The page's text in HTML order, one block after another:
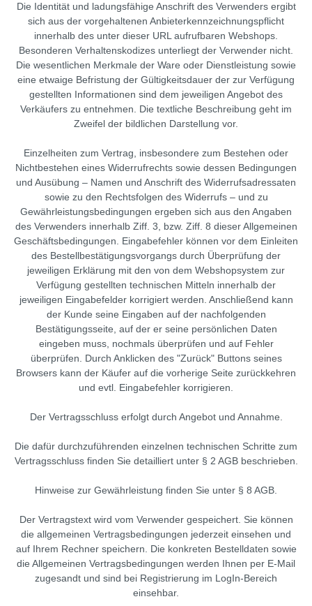
Die Identität und ladungsfähige Anschrift des Verwenders ergibt
sich aus der vorgehaltenen Anbieterkennzeichnungspflicht
innerhalb des unter dieser URL aufrufbaren Webshops.
Besonderen Verhaltenskodizes unterliegt der Verwender nicht.
Die wesentlichen Merkmale der Ware oder Dienstleistung sowie
eine etwaige Befristung der Gültigkeitsdauer der zur Verfügung
gestellten Informationen sind dem jeweiligen Angebot des
Verkäufers zu entnehmen. Die textliche Beschreibung geht im
Zweifel der bildlichen Darstellung vor.
Einzelheiten zum Vertrag, insbesondere zum Bestehen oder
Nichtbestehen eines Widerrufrechts sowie dessen Bedingungen
und Ausübung – Namen und Anschrift des Widerrufsadressaten
sowie zu den Rechtsfolgen des Widerrufs – und zu
Gewährleistungsbedingungen ergeben sich aus den Angaben
des Verwenders innerhalb Ziff. 3, bzw. Ziff. 8 dieser Allgemeinen
Geschäftsbedingungen. Eingabefehler können vor dem Einleiten
des Bestellbestätigungsvorgangs durch Überprüfung der
jeweiligen Erklärung mit den von dem Webshopsystem zur
Verfügung gestellten technischen Mitteln innerhalb der
jeweiligen Eingabefelder korrigiert werden. Anschließend kann
der Kunde seine Eingaben auf der nachfolgenden
Bestätigungsseite, auf der er seine persönlichen Daten
eingeben muss, nochmals überprüfen und auf Fehler
überprüfen. Durch Anklicken des "Zurück" Buttons seines
Browsers kann der Käufer auf die vorherige Seite zurückkehren
und evtl. Eingabefehler korrigieren.
Der Vertragsschluss erfolgt durch Angebot und Annahme.
Die dafür durchzuführenden einzelnen technischen Schritte zum
Vertragsschluss finden Sie detailliert unter § 2 AGB beschrieben.
Hinweise zur Gewährleistung finden Sie unter § 8 AGB.
Der Vertragstext wird vom Verwender gespeichert. Sie können
die allgemeinen Vertragsbedingungen jederzeit einsehen und
auf Ihrem Rechner speichern. Die konkreten Bestelldaten sowie
die Allgemeinen Vertragsbedingungen werden Ihnen per E-Mail
zugesandt und sind bei Registrierung im LogIn-Bereich
einsehbar.